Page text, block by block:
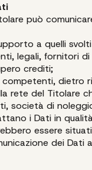
può
a quelli
legali, fornitori
crediti;
dietro
rete del Titolare
società di
i Dati in
essere
dei